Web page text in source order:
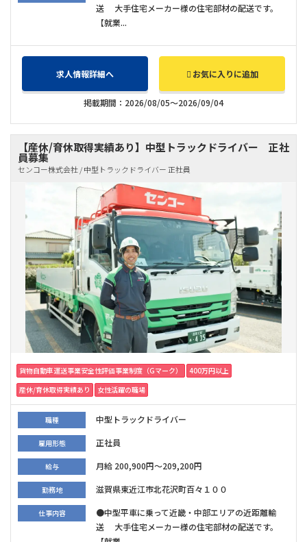
送 大手住宅メーカー様の住宅部材の配送です。
【就業...
求人情報詳細へ お気に入りに追加
掲載期間：2026/08/05～2026/09/04
【産休/育休取得実績あり】中型トラックドライバー 正社
員募集
センコー株式会社 / 中型トラックドライバー 正社員
貨物自動車運送事業安全性評価事業制度（Gマーク）
400万円以上
産休/育休取得実績あり
女性活躍の職場
職種 中型トラックドライバー
雇用形態 正社員
給与 月給 200,900円～209,200円
勤務地 滋賀県東近江市北花沢町百々１００
仕事内容
●中型平車に乗って近畿・中部エリアの近距離輸
送 大手住宅メーカー様の住宅部材の配送です。